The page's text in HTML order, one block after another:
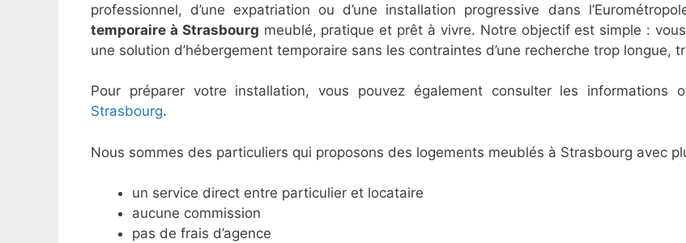
professionnel, d’une expatriation ou d’une installation progressive dans
temporaire à Strasbourg meublé, pratique et prêt à vivre. Notre objectif est simple :
une solution d’hébergement temporaire sans les contraintes d’une recherche trop longue,
Pour préparer votre installation, vous pouvez également consulter les informations
Strasbourg.
Nous sommes des particuliers qui proposons des logements meublés à Strasbourg avec
un service direct entre particulier et locataire
aucune commission
pas de frais d’agence